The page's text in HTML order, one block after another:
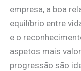
empresa, a boa
equilíbrio entre
e o
aspetos mais
progressão são